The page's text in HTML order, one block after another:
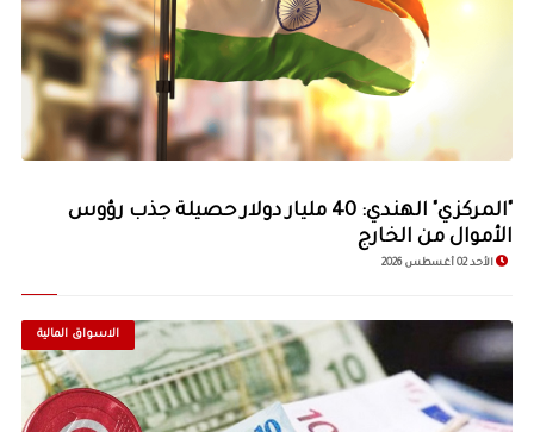
© Image Copyrights Title
"المركزي" الهندي: 40 مليار دولار حصيلة جذب رؤوس
الأموال من الخارج
الأحد 02 أغسطس 2026
الاسواق المالية